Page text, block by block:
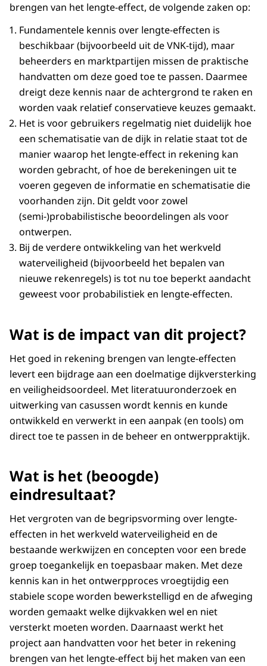
brengen van het lengte-effect, de volgende zaken op:
Fundamentele kennis over lengte-effecten is
beschikbaar (bijvoorbeeld uit de VNK-tijd), maar
beheerders en marktpartijen missen de praktische
handvatten om deze goed toe te passen. Daarmee
dreigt deze kennis naar de achtergrond te raken en
worden vaak relatief conservatieve keuzes gemaakt.
Het is voor gebruikers regelmatig niet duidelijk hoe
een schematisatie van de dijk in relatie staat tot de
manier waarop het lengte-effect in rekening kan
worden gebracht, of hoe de berekeningen uit te
voeren gegeven de informatie en schematisatie die
voorhanden zijn. Dit geldt voor zowel
(semi-)probabilistische beoordelingen als voor
ontwerpen.
Bij de verdere ontwikkeling van het werkveld
waterveiligheid (bijvoorbeeld het bepalen van
nieuwe rekenregels) is tot nu toe beperkt aandacht
geweest voor probabilistiek en lengte-effecten.
Wat is de impact van dit project?
Het goed in rekening brengen van lengte-effecten
levert een bijdrage aan een doelmatige dijkversterking
en veiligheidsoordeel. Met literatuuronderzoek en
uitwerking van casussen wordt kennis en kunde
ontwikkeld en verwerkt in een aanpak (en tools) om
direct toe te passen in de beheer en ontwerppraktijk.
Wat is het (beoogde)
eindresultaat?
Het vergroten van de begripsvorming over lengte-
effecten in het werkveld waterveiligheid en de
bestaande werkwijzen en concepten voor een brede
groep toegankelijk en toepasbaar maken. Met deze
kennis kan in het ontwerpproces vroegtijdig een
stabiele scope worden bewerkstelligd en de afweging
worden gemaakt welke dijkvakken wel en niet
versterkt moeten worden. Daarnaast werkt het
project aan handvatten voor het beter in rekening
brengen van het lengte-effect bij het maken van een